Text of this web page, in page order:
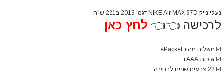
נעלי נייק NIKE Air MAX 97D דגמי 2019 ב221 ש"ח
לרכישה 👈👈 לחץ כאן
☑️ משלוח מהיר ePacket
☑️ איכות AAA+
☑️